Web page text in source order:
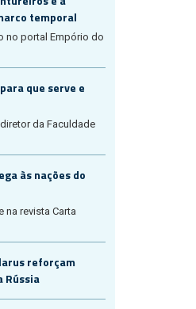
temporal
no portal Empório do
que serve e
da Faculdade
às nações do
na revista Carta
reforçam
Rússia